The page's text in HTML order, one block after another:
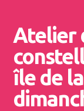
Atelier
île de